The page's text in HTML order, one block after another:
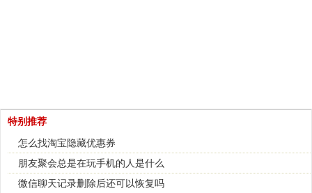
特别推荐
怎么找淘宝隐藏优惠券
朋友聚会总是在玩手机的人是什么
微信聊天记录删除后还可以恢复吗